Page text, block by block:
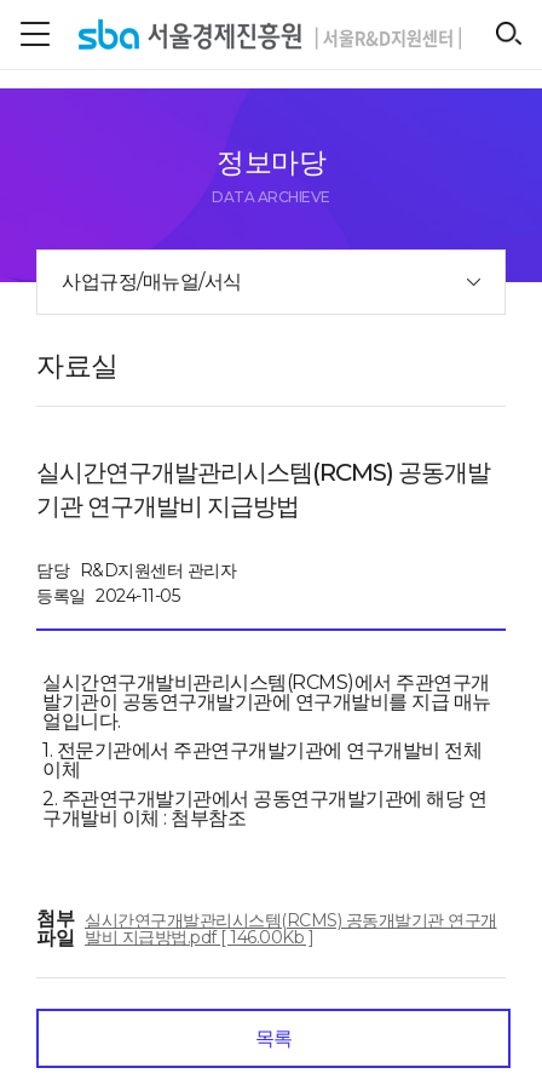
정보마당
DATA ARCHIEVE
사업규정/매뉴얼/서식
자료실
실시간연구개발관리시스템(RCMS) 공동개발
기관 연구개발비 지급방법
담당
R&D지원센터 관리자
등록일 2024-11-05
실시간연구개발비관리시스템(RCMS)에서 주관연구개
발기관이 공동연구개발기관에 연구개발비를 지급 매뉴
얼입니다.
1. 전문기관에서 주관연구개발기관에 연구개발비 전체
이체
2. 주관연구개발기관에서 공동연구개발기관에 해당 연
구개발비 이체 : 첨부참조
첨부
파일
실시간연구개발관리시스템(RCMS) 공동개발기관 연구개
발비 지급방법.pdf [ 146.00Kb ]
목록